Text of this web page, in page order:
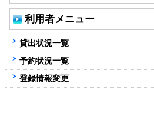
利用者メニュー
貸出状況一覧
予約状況一覧
登録情報変更